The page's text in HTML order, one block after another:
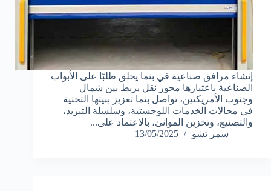
إنشاء مرافق صناعية في بنما يخلق طلبًا على الأبواب
الصناعية باعتبارها محور نقل يربط بين شمال
وجنوب الأمريكتين، تواصل بنما تعزيز بنيتها التحتية
في مجالات الخدمات اللوجستية، وسلسلة التبريد،
والتصنيع، وتخزين الموانئ، بالاعتماد على...
سمر تشو
13/05/2025